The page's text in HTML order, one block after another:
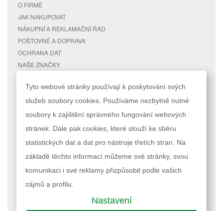
O FIRMĚ
JAK NAKUPOVAT
NÁKUPNÍ A REKLAMAČNÍ ŘÁD
POŠTOVNÉ A DOPRAVA
OCHRANA DAT
NAŠE ZNAČKY
RYCHLÉ ODKAZY
MAPA STRÁNEK
VYHLEDÁVANÉ TERMÍNY
POKROČILÉ VYHLEDÁVÁNÍ
ÚČET
MŮJ ÚČET
STAV OBJEDNÁVKY
Podle zákona o evidenci tržeb je prodávající povinen vystavit kupujícímu
účtenku. Zároveň je povinen zaevidovat přijatou tržbu u správce daně
Tyto webové stránky používají k poskytování svých
služeb soubory cookies. Používáme nezbytně nutné
soubory k zajištění správného fungování webových
stránek. Dále pak cookies, které slouží ke sběru
statistických dat a dat pro nástroje třetích stran. Na
základě těchto informací můžeme své stránky, svou
komunikaci i své reklamy přizpůsobit podle vašich
zájmů a profilu.
Nastavení